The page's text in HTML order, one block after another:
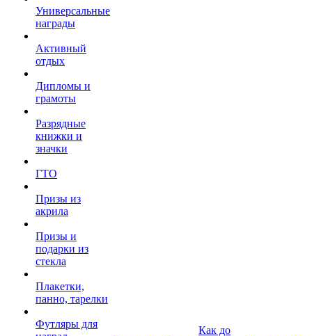
Универсальные
награды
Активный
отдых
Дипломы и
грамоты
Разрядные
книжки и
значки
ГТО
Призы из
акрила
Призы и
подарки из
стекла
Плакетки,
панно, тарелки
Футляры для
Как до